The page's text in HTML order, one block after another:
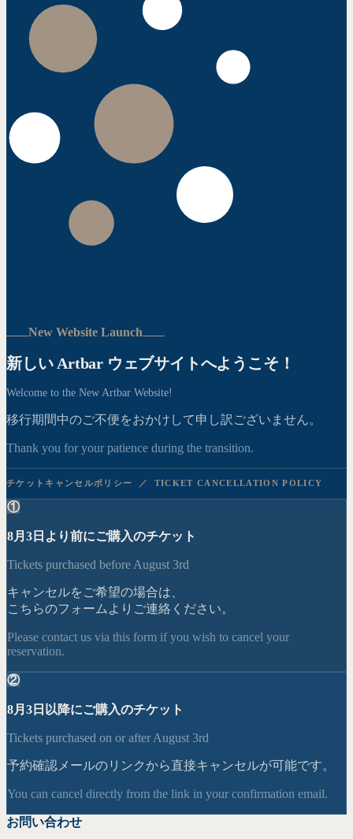
New Website Launch
新しい Artbar ウェブサイトへようこそ！
Welcome to the New Artbar Website!
移行期間中のご不便をおかけして申し訳ございません。
Thank you for your patience during the transition.
チケットキャンセルポリシー ／ TICKET CANCELLATION POLICY
①
8月3日 より前にご購入のチケット
Tickets purchased before August 3rd
キャンセルをご希望の場合は、
こちらのフォームよりご連絡ください。
Please contact us via this form if you wish to cancel your
reservation.
②
8月3日 以降にご購入のチケット
Tickets purchased on or after August 3rd
予約確認メールのリンクから直接キャンセルが可能です。
You can cancel directly from the link in your confirmation email.
お問い合わせ